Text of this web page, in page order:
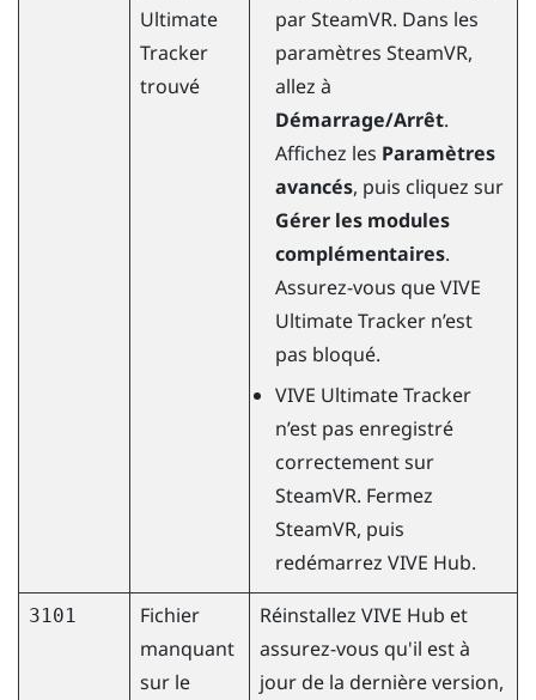
Ultimate
Tracker
trouvé
parSteamVR. Dans les
paramètres SteamVR,
allez à
Démarrage/Arrêt.
Affichez les Paramètres
avancés, puis cliquez sur
Gérer les modules
complémentaires.
Assurez-vous queVIVE
Ultimate Trackern’est
pas bloqué.
VIVE Ultimate Tracker
n’est pas enregistré
correctement sur
SteamVR. Fermez
SteamVR, puis
redémarrez VIVE Hub.
3101
Fichier
manquant
sur le
Réinstallez VIVE Hub et
assurez-vous qu'il est à
jour de la dernière version,